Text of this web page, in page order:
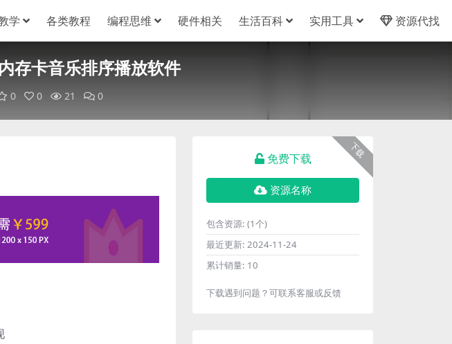
学 各类教程 编程思维 硬件相关 生活百科 实用工具 资源代找
存卡音乐排序播放软件
0 0 21 0
下载
免费下载
资源名称
包含资源: (1个)
最近更新: 2024-11-24
累计销量: 10
下载遇到问题？可联系客服或反馈